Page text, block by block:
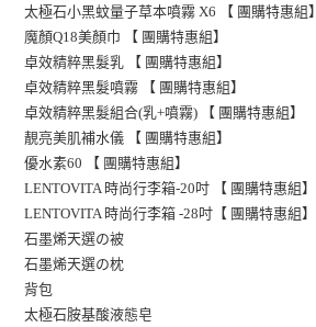
太極石小黑蚊量子草本噴霧 X6 【 團購特惠組】
魔顏Q18美顏巾 【 團購特惠組】
卓效精粹黑髮乳 【 團購特惠組】
卓效精粹黑髮噴霧 【 團購特惠組】
卓效精粹黑髮組合(乳+噴霧) 【 團購特惠組】
靚亮美肌補水儀 【 團購特惠組】
優水素60 【 團購特惠組】
LENTOVITA 時尚行李箱-20吋 【 團購特惠組】
LENTOVITA 時尚行李箱 -28吋【 團購特惠組】
石墨烯天選の被
石墨烯天選の枕
背包
太極石胺基酸液態皂